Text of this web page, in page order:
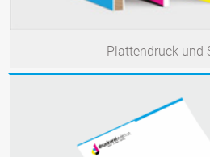
Plattendruck und